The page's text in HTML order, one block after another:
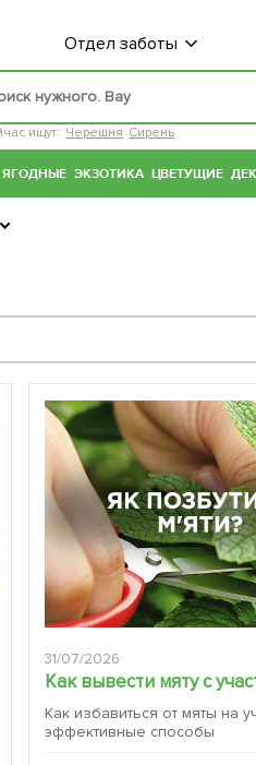
Отдел заботы
ищут: Черешня Сирень
ЯГОДНЫЕ ЭКЗОТИКА ЦВЕТУЩИЕ
31/07/2026
Как вывести мяту с
Как избавиться от мяты на
эффективные способы